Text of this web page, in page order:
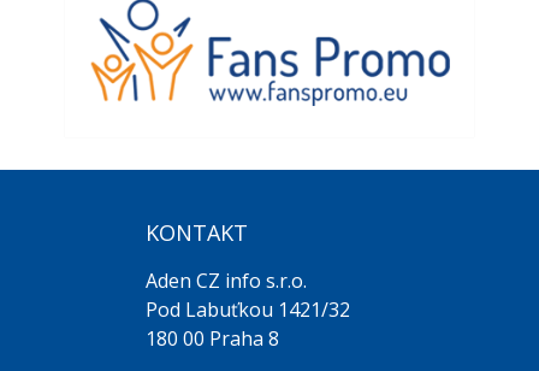
KONTAKT
Aden CZ info s.r.o.
Pod Labuťkou 1421/32
180 00 Praha 8